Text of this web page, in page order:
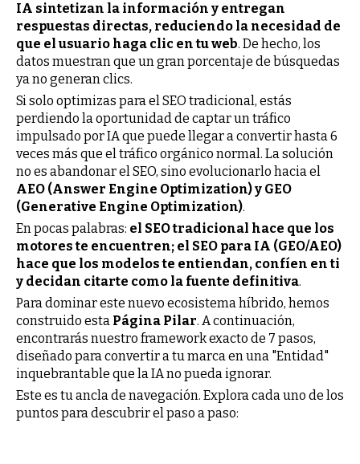
IA sintetizan la información y entregan
respuestas directas, reduciendo la necesidad de
que el usuario haga clic en tu web. De hecho, los
datos muestran que un gran porcentaje de búsquedas
ya no generan clics.
Si solo optimizas para el SEO tradicional, estás
perdiendo la oportunidad de captar un tráfico
impulsado por IA que puede llegar a convertir hasta 6
veces más que el tráfico orgánico normal. La solución
no es abandonar el SEO, sino evolucionarlo hacia el
AEO (Answer Engine Optimization) y GEO
(Generative Engine Optimization).
En pocas palabras: el SEO tradicional hace que los
motores te encuentren; el SEO para IA (GEO/AEO)
hace que los modelos te entiendan, confíen en ti
y decidan citarte como la fuente definitiva.
Para dominar este nuevo ecosistema híbrido, hemos
construido esta Página Pilar. A continuación,
encontrarás nuestro framework exacto de 7 pasos,
diseñado para convertir a tu marca en una "Entidad"
inquebrantable que la IA no pueda ignorar.
Este es tu ancla de navegación. Explora cada uno de los
puntos para descubrir el paso a paso: